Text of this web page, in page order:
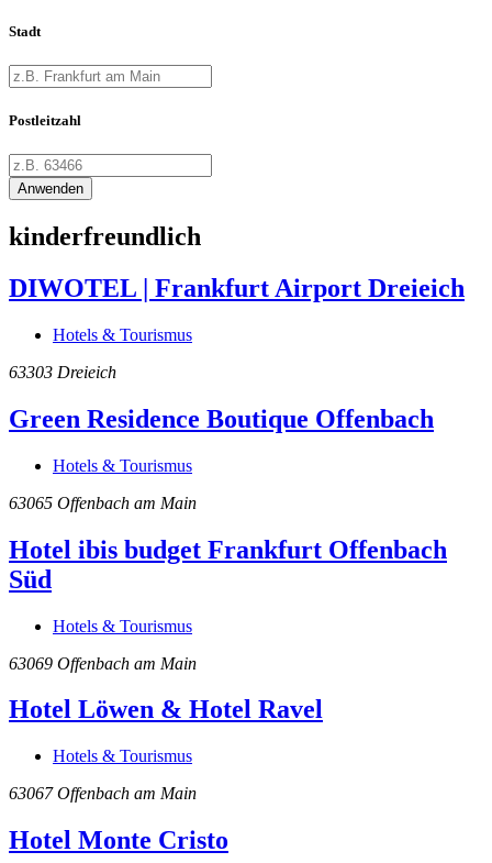
Stadt
Postleitzahl
Anwenden
kinderfreundlich
DIWOTEL | Frankfurt Airport Dreieich
Hotels & Tourismus
63303 Dreieich
Green Residence Boutique Offenbach
Hotels & Tourismus
63065 Offenbach am Main
Hotel ibis budget Frankfurt Offenbach
Süd
Hotels & Tourismus
63069 Offenbach am Main
Hotel Löwen & Hotel Ravel
Hotels & Tourismus
63067 Offenbach am Main
Hotel Monte Cristo